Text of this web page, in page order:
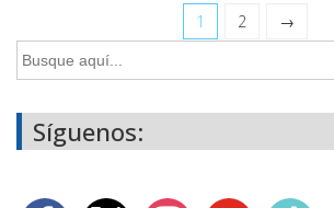
1 2
→
Buscar:
Síguenos: